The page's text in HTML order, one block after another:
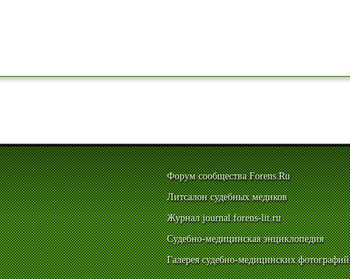
Форум сообщества Forens.Ru
Литсалон судебных медиков
Журнал journal.forens-lit.ru
Судебно-медицинская энциклопедия
Галерея судебно-медицинских фотографий